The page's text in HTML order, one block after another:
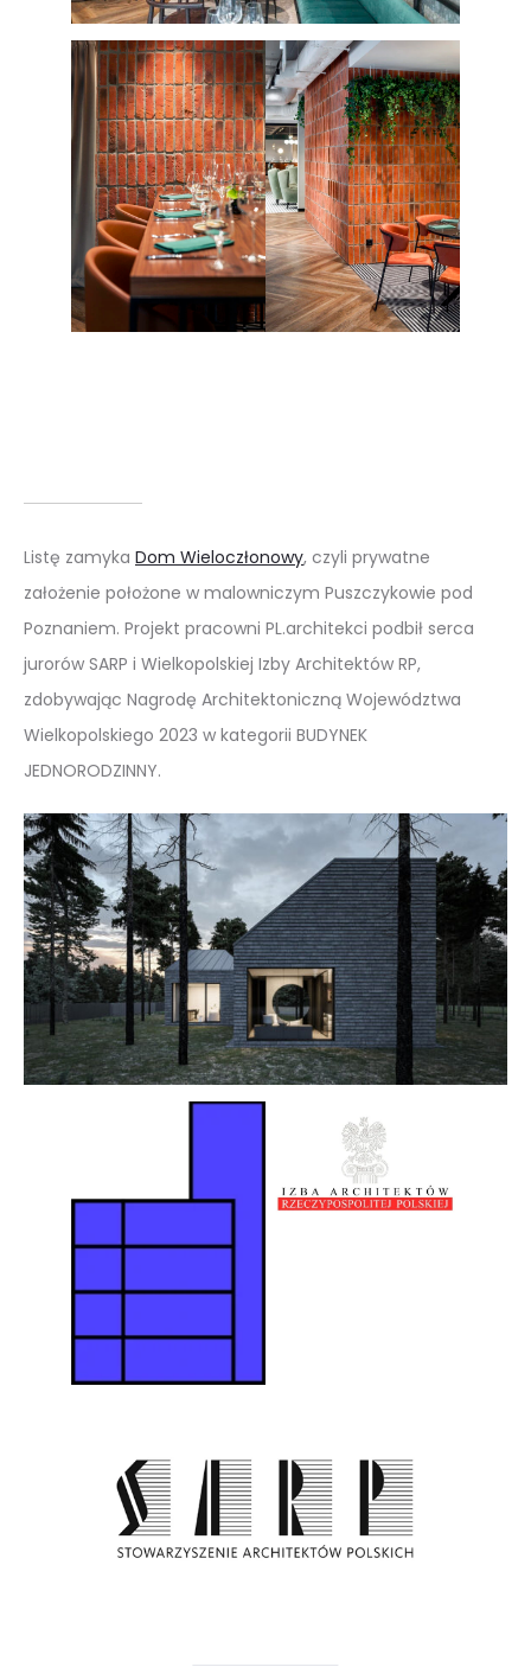
Listę zamyka Dom Wieloczłonowy, czyli prywatne
założenie położone w malowniczym Puszczykowie pod
Poznaniem. Projekt pracowni PL.architekci podbił serca
jurorów SARP i Wielkopolskiej Izby Architektów RP,
zdobywając Nagrodę Architektoniczną Województwa
Wielkopolskiego 2023 w kategorii BUDYNEK
JEDNORODZINNY.